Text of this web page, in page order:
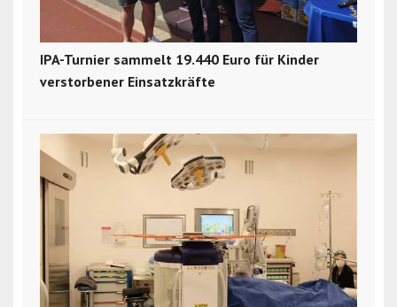
IPA-Turnier sammelt 19.440 Euro für Kinder
verstorbener Einsatzkräfte